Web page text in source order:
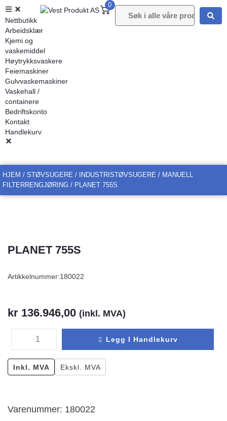
0
Nettbutikk
Arbeidsklær
Kjemi og
vaskemiddel
Høytrykksvaskere
Feiemaskiner
Gulvvaskemaskiner
Vaskehall /
containere
Bedriftskonto
Kontakt
Handlekurv
HJEM / STØVSUGERE / INDUSTRISTØVSUGERE / MANUELL
FILTERRENGJØRING / PLANET 755S
PLANET 755S
Artikkelnummer:180022
Varenummer: 180022
kr 136.946,00 (inkl. MVA)
Legg I Handlekurv
Inkl. MVA Ekskl. MVA